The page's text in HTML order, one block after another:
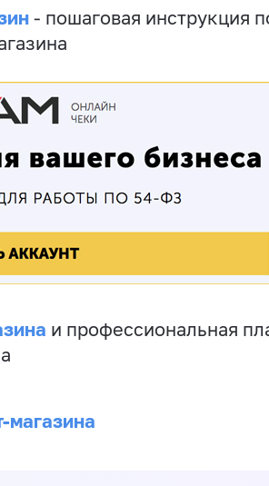
- пошаговая инструкция
и профессиональная
магазина